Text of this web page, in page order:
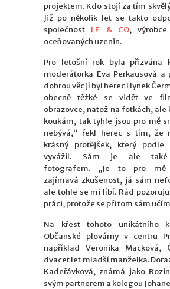
projektem. Kdo stojí za tím
Již po několik let se takto
společnost LE & CO,
oceňovaných uzenin.
Pro letošní rok byla přizvána
moderátorka Eva Perkausová a
dobrou věc jí byl herec Hynek
obecně těžké se vidět ve
obrazovce, natož na fotkách, ale
koukám, tak tyhle jsou pro mě
nebývá,“ řekl herec s tím, že
krásný protějšek, který podle
vyvážil. Sám je ale také
fotografem. „Je to pro mě
zajímavá zkušenost, já sám
ale tohle se mi líbí. Rád
práci, protože se při tom sám
Na křest tohoto unikátního
Občanské plovárny v centru
například Veronika Macková,
dvacet let mladší manželka.
Kadeřávková, známá jako
svým partnerem a kolegou